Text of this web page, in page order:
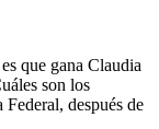
que gana Claudia
son los
después de